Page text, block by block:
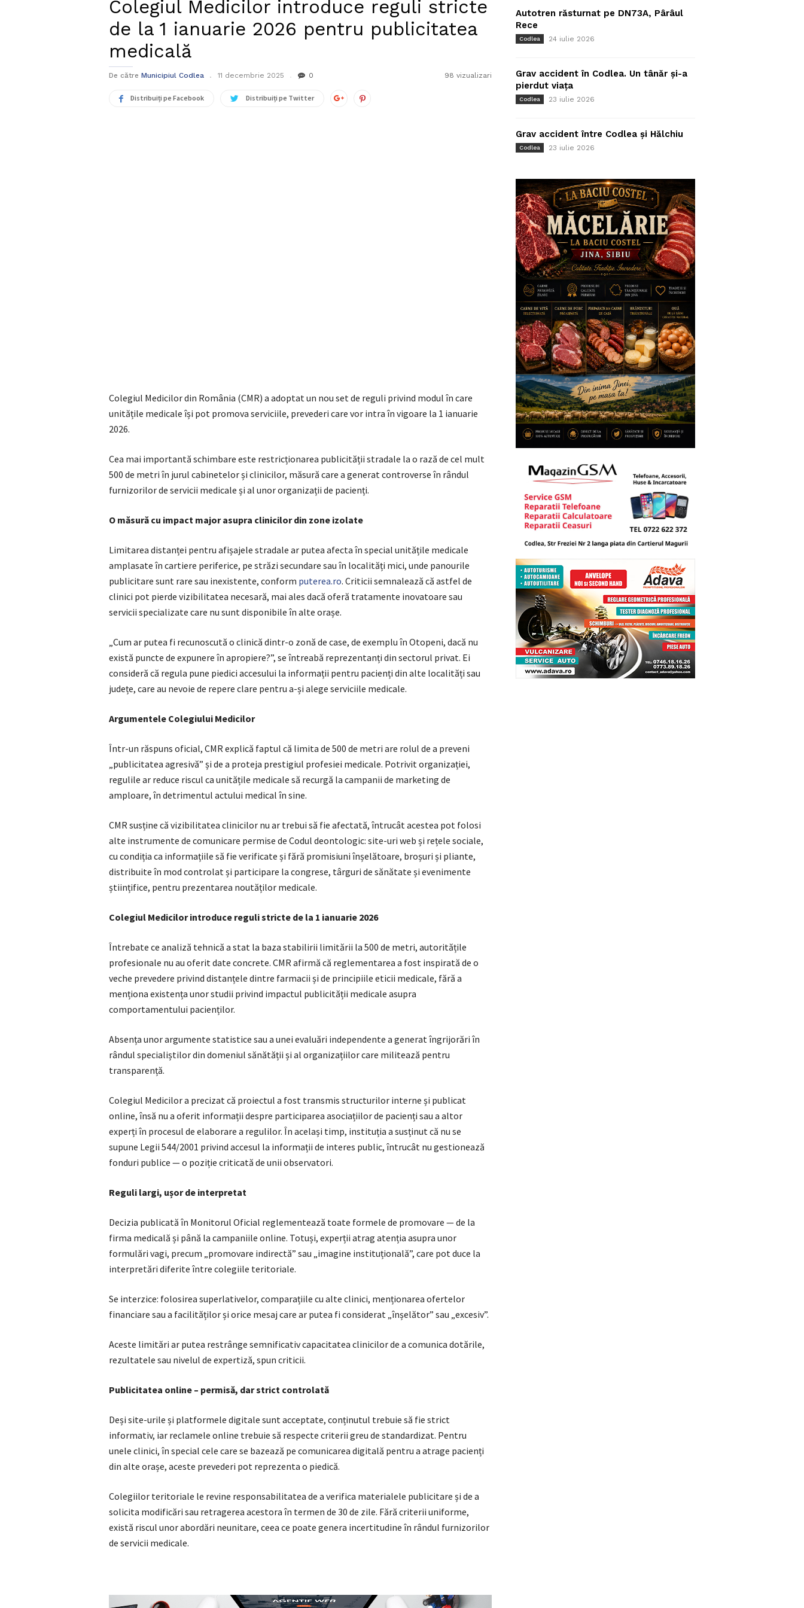
Colegiul Medicilor introduce reguli stricte
de la 1 ianuarie 2026 pentru publicitatea
medicală
De către Municipiul Codlea 11 decembrie 2025 0 98 vizualizari
Distribuiți pe Facebook Distribuiți pe Twitter
Colegiul Medicilor din România (CMR) a adoptat un nou set de reguli privind modul în care
unitățile medicale își pot promova serviciile, prevederi care vor intra în vigoare la 1 ianuarie
2026.
Cea mai importantă schimbare este restricționarea publicității stradale la o rază de cel mult
500 de metri în jurul cabinetelor și clinicilor, măsură care a generat controverse în rândul
furnizorilor de servicii medicale și al unor organizații de pacienți.
O măsură cu impact major asupra clinicilor din zone izolate
Limitarea distanței pentru afișajele stradale ar putea afecta în special unitățile medicale
amplasate în cartiere periferice, pe străzi secundare sau în localități mici, unde panourile
publicitare sunt rare sau inexistente, conform puterea.ro. Criticii semnalează că astfel de
clinici pot pierde vizibilitatea necesară, mai ales dacă oferă tratamente inovatoare sau
servicii specializate care nu sunt disponibile în alte orașe.
„Cum ar putea fi recunoscută o clinică dintr-o zonă de case, de exemplu în Otopeni, dacă nu
există puncte de expunere în apropiere?”, se întreabă reprezentanți din sectorul privat. Ei
consideră că regula pune piedici accesului la informații pentru pacienți din alte localități sau
județe, care au nevoie de repere clare pentru a-și alege serviciile medicale.
Argumentele Colegiului Medicilor
Într-un răspuns oficial, CMR explică faptul că limita de 500 de metri are rolul de a preveni
„publicitatea agresivă” și de a proteja prestigiul profesiei medicale. Potrivit organizației,
regulile ar reduce riscul ca unitățile medicale să recurgă la campanii de marketing de
amploare, în detrimentul actului medical în sine.
CMR susține că vizibilitatea clinicilor nu ar trebui să fie afectată, întrucât acestea pot folosi
alte instrumente de comunicare permise de Codul deontologic: site-uri web și rețele sociale,
cu condiția ca informațiile să fie verificate și fără promisiuni înșelătoare, broșuri și pliante,
distribuite în mod controlat și participare la congrese, târguri de sănătate și evenimente
științifice, pentru prezentarea noutăților medicale.
Colegiul Medicilor introduce reguli stricte de la 1 ianuarie 2026
Întrebate ce analiză tehnică a stat la baza stabilirii limitării la 500 de metri, autoritățile
profesionale nu au oferit date concrete. CMR afirmă că reglementarea a fost inspirată de o
veche prevedere privind distanțele dintre farmacii și de principiile eticii medicale, fără a
menționa existența unor studii privind impactul publicității medicale asupra
comportamentului pacienților.
Absența unor argumente statistice sau a unei evaluări independente a generat îngrijorări în
rândul specialiștilor din domeniul sănătății și al organizațiilor care militează pentru
transparență.
Colegiul Medicilor a precizat că proiectul a fost transmis structurilor interne și publicat
online, însă nu a oferit informații despre participarea asociațiilor de pacienți sau a altor
experți în procesul de elaborare a regulilor. În același timp, instituția a susținut că nu se
supune Legii 544/2001 privind accesul la informații de interes public, întrucât nu gestionează
fonduri publice — o poziție criticată de unii observatori.
Reguli largi, ușor de interpretat
Decizia publicată în Monitorul Oficial reglementează toate formele de promovare — de la
firma medicală și până la campaniile online. Totuși, experții atrag atenția asupra unor
formulări vagi, precum „promovare indirectă” sau „imagine instituțională”, care pot duce la
interpretări diferite între colegiile teritoriale.
Se interzice: folosirea superlativelor, comparațiile cu alte clinici, menționarea ofertelor
financiare sau a facilităților și orice mesaj care ar putea fi considerat „înșelător” sau „excesiv”.
Aceste limitări ar putea restrânge semnificativ capacitatea clinicilor de a comunica dotările,
rezultatele sau nivelul de expertiză, spun criticii.
Publicitatea online – permisă, dar strict controlată
Deși site-urile și platformele digitale sunt acceptate, conținutul trebuie să fie strict
informativ, iar reclamele online trebuie să respecte criterii greu de standardizat. Pentru
unele clinici, în special cele care se bazează pe comunicarea digitală pentru a atrage pacienți
din alte orașe, aceste prevederi pot reprezenta o piedică.
Colegiilor teritoriale le revine responsabilitatea de a verifica materialele publicitare și de a
solicita modificări sau retragerea acestora în termen de 30 de zile. Fără criterii uniforme,
există riscul unor abordări neunitare, ceea ce poate genera incertitudine în rândul furnizorilor
de servicii medicale.
Autotren răsturnat pe DN73A, Pârâul
Rece
Codlea 24 iulie 2026
Grav accident în Codlea. Un tânăr și-a
pierdut viața
Codlea 23 iulie 2026
Grav accident între Codlea și Hălchiu
Codlea 23 iulie 2026